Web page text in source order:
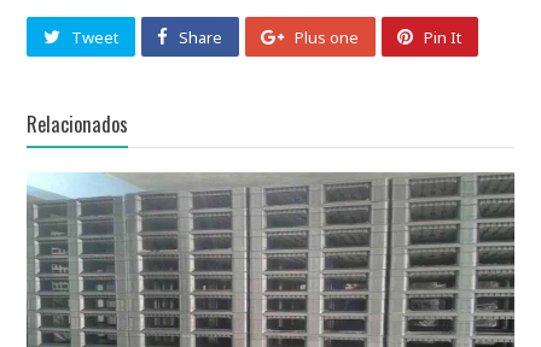
Tweet Share Plus one Pin It
Relacionados